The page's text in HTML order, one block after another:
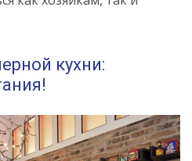
кухни: